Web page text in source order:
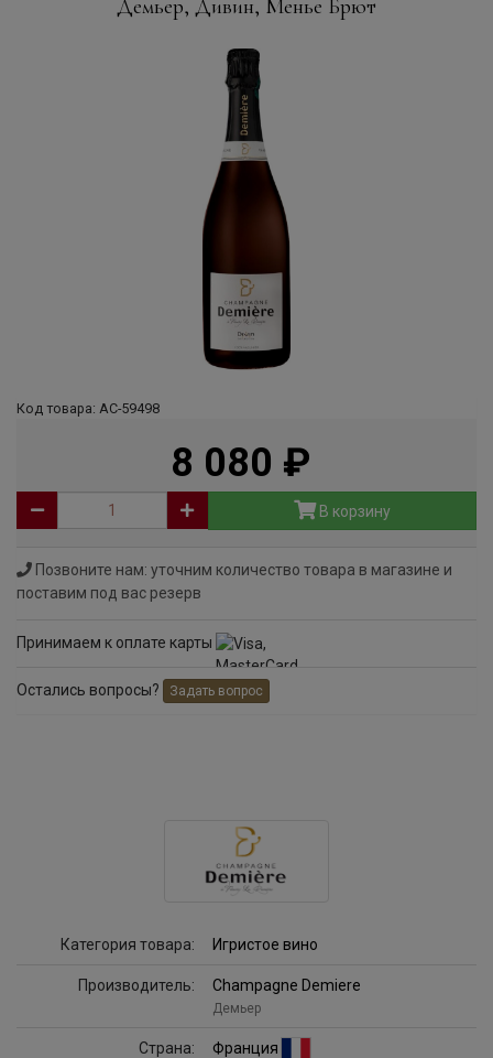
Демьер, Дивин, Менье Брют
Код товара: АС-59498
8 080
В корзину
Позвоните нам: уточним количество товара в магазине и
поставим под вас резерв
Принимаем к оплате карты
Остались вопросы? Задать вопрос
Категория товара: Игристое вино
Производитель: Champagne Demiere
Демьер
Страна: Франция